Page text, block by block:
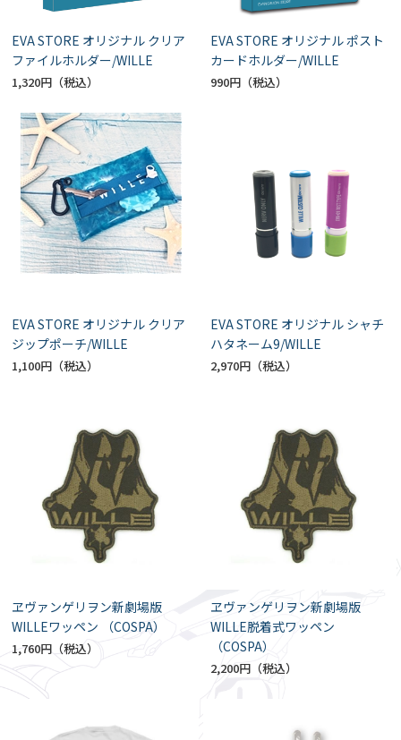
EVA STORE オリジナル クリア
ファイルホルダー/WILLE
1,320円
EVA STORE オリジナル ポスト
カードホルダー/WILLE
990円
EVA STORE オリジナル クリア
ジップポーチ/WILLE
1,100円
EVA STORE オリジナル シャチ
ハタネーム9/WILLE
2,970円
ヱヴァンゲリヲン新劇場版
WILLEワッペン （COSPA）
1,760円
ヱヴァンゲリヲン新劇場版
WILLE脱着式ワッペン
（COSPA）
2,200円